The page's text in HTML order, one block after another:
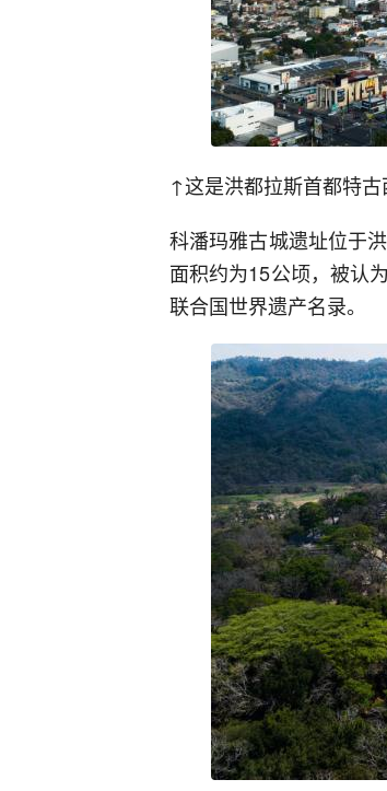
↑这是洪都拉斯首都特古
科潘玛雅古城遗址位于
面积约为15公顷，被认
联合国世界遗产名录。